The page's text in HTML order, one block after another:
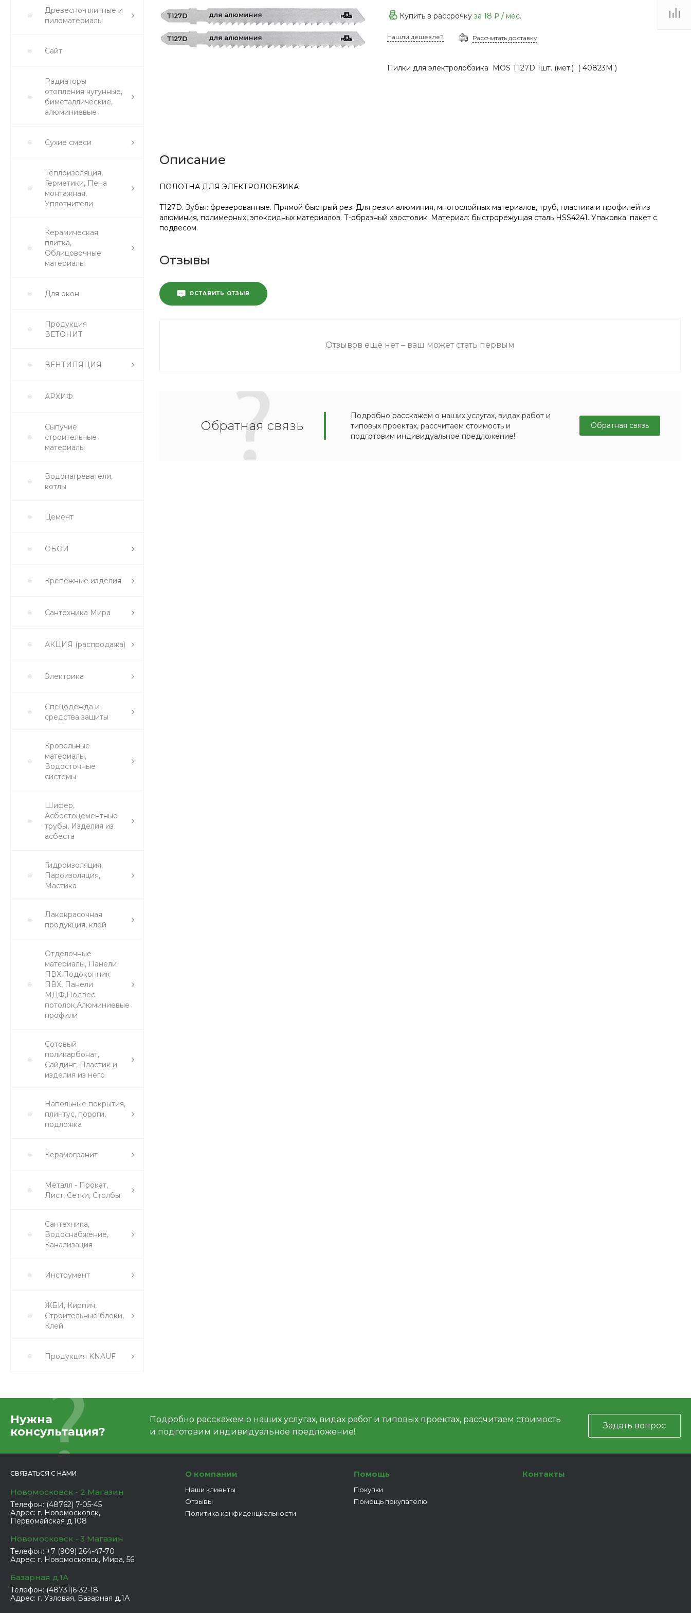
Древесно-плитные и
пиломатериалы
Сайт
Радиаторы
отопления чугунные,
биметаллические,
алюминиевые
Сухие смеси
Теплоизоляция,
Герметики, Пена
монтажная,
Уплотнители
Керамическая
плитка,
Облицовочные
материалы
Для окон
Продукция
ВЕТОНИТ
ВЕНТИЛЯЦИЯ
АРХИФ
Сыпучие
строительные
материалы
Водонагреватели,
котлы
Цемент
ОБОИ
Крепежные изделия
Сантехника Мира
АКЦИЯ (распродажа)
Электрика
Спецодежда и
средства защиты
Кровельные
материалы,
Водосточные
системы
Шифер,
Асбестоцементные
трубы, Изделия из
асбеста
Гидроизоляция,
Пароизоляция,
Мастика
Лакокрасочная
продукция, клей
Отделочные
материалы, Панели
ПВХ,Подоконник
ПВХ, Панели
МДФ,Подвес.
потолок,Алюминиевые
профили
Сотовый
поликарбонат,
Сайдинг, Пластик и
изделия из него
Напольные покрытия,
плинтус, пороги,
подложка
Керамогранит
Металл - Прокат,
Лист, Сетки, Столбы
Сантехника,
Водоснабжение,
Канализация
Инструмент
ЖБИ, Кирпич,
Строительные блоки,
Клей
Продукция KNAUF
Купить в рассрочку за 18 ₽/ мес.
Нашли дешевле? Рассчитать доставку
Пилки для электролобзика MOS T127D 1шт. (мет.) ( 40823М )
Описание
ПОЛОТНА ДЛЯ ЭЛЕКТРОЛОБЗИКА
T127D. Зубья: фрезерованные. Прямой быстрый рез. Для резки алюминия, многослойных материалов, труб, пластика и профилей из
алюминия, полимерных, эпоксидных материалов. Т-образный хвостовик. Материал: быстрорежущая сталь HSS4241. Упаковка: пакет с
подвесом.
Отзывы
ОСТАВИТЬ ОТЗЫВ
Отзывов ещё нет – ваш может стать первым
Обратная связь
Подробно расскажем о наших услугах, видах работ и
типовых проектах, рассчитаем стоимость и
подготовим индивидуальное предложение!
Обратная связь
Нужна
консультация?
Подробно расскажем о наших услугах, видах работ и типовых проектах, рассчитаем стоимость
и подготовим индивидуальное предложение!
Задать вопрос
СВЯЗАТЬСЯ С НАМИ
Новомосковск - 2 Магазин
Телефон: (48762) 7-05-45
Адрес: г. Новомосковск,
Первомайская д.108
Новомосковск - 3 Магазин
Телефон: +7 (909) 264-47-70
Адрес: г. Новомосковск, Мира, 56
Базарная д.1А
Телефон: (48731)6-32-18
Адрес: г. Узловая, Базарная д.1А
О компании
Наши клиенты
Отзывы
Политика конфиденциальности
Помощь
Покупки
Помощь покупателю
Контакты